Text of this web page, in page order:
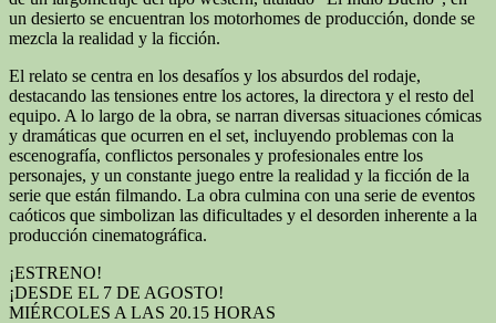
un desierto se encuentran los motorhomes de producción, donde se
mezcla la realidad y la ficción.
El relato se centra en los desafíos y los absurdos del rodaje,
destacando las tensiones entre los actores, la directora y el resto del
equipo. A lo largo de la obra, se narran diversas situaciones cómicas
y dramáticas que ocurren en el set, incluyendo problemas con la
escenografía, conflictos personales y profesionales entre los
personajes, y un constante juego entre la realidad y la ficción de la
serie que están filmando. La obra culmina con una serie de eventos
caóticos que simbolizan las dificultades y el desorden inherente a la
producción cinematográfica.
¡ESTRENO!
¡DESDE EL 7 DE AGOSTO!
MIÉRCOLES A LAS 20.15 HORAS